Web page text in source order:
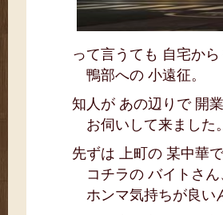
って言うても 自宅から
鴨部への 小遠征。
知人が あの辺りで 開
お伺いして来ました。
先ずは 上町の 某中華で
コチラの バイトさん
ホンマ気持ちが良い